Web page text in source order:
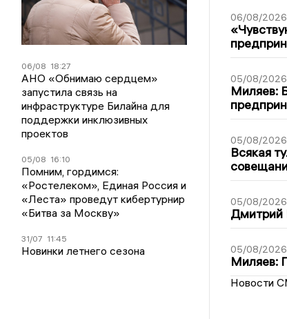
06/08 18:27
АНО «Обнимаю сердцем»
запустила связь на
инфраструктуре Билайна для
поддержки инклюзивных
проектов
05/08 16:10
Помним, гордимся:
«Ростелеком», Единая Россия и
«Леста» проведут кибертурнир
«Битва за Москву»
31/07 11:45
Новинки летнего сезона
06/08/2026
05/08/2026
Миляев:
05/08/2026
Всякая
05/08/2026
Дмитрий
05/08/2026
Миляев:
Новости